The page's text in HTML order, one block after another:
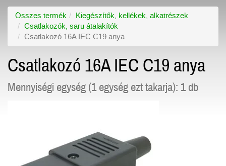
Összes termék
Kiegészítők, kellékek, alkatrészek
Csatlakozók, saru átalakítók
Csatlakozó 16A IEC C19 anya
Csatlakozó 16A IEC C19 anya
Mennyiségi egység (1 egység ezt takarja): 1 db